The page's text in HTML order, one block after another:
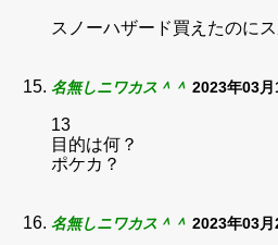
スノーハザード買えたのに
名無しニワカス＾＾ 2023年03
13
目的は何？
ポケカ？
名無しニワカス＾＾ 2023年03